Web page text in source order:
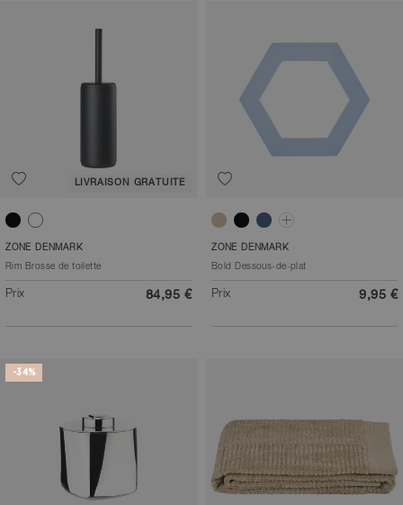
LIVRAISON GRATUITE
NoirBlanc
ZONE DENMARK
Rim Brosse de toilette
Prix 84,95 €
LatteNoirBleuBourgogne
ZONE DENMARK
Bold Dessous-de-plat
Prix 9,95 €
-34%